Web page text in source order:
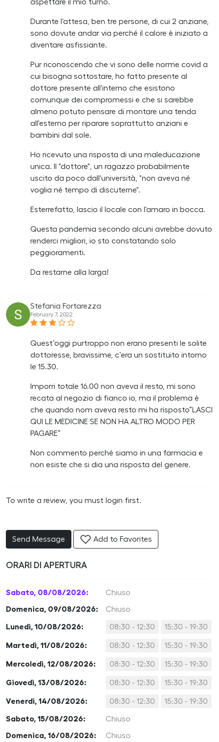
aspettare il mio turno.
Durante l'attesa, ben tre persone, di cui 2 anziane,
sono dovute andar via perché il calore è iniziato a
diventare asfissiante.
Pur riconoscendo che vi sono delle norme covid a
cui bisogna sottostare, ho fatto presente al
dottore presente all'interno che esistono
comunque dei compromessi e che si sarebbe
almeno potuto pensare di montare una tenda
all'esterno per riparare soprattutto anziani e
bambini dal sole.
Ho ricevuto una risposta di una maleducazione
unica. Il "dottore", un ragazzo probabilmente
uscito da poco dall'università, "non aveva né
voglia né tempo di discuterne".
Esterrefatto, lascio il locale con l'amaro in bocca.
Questa pandemia secondo alcuni avrebbe dovuto
renderci migliori, io sto constatando solo
peggioramenti.
Da restarne alla larga!
Stefania Fortarezza
February 7, 2022
Quest’oggi purtroppo non erano presenti le solite
dottoresse, bravissime, c’era un sostituito intorno
le 15.30.
Imporri totale 16.00 non aveva il resto, mi sono
recata al negozio di fianco io, ma il problema è
che quando nom aveva resto mi ha risposto”LASCI
QUI LE MEDICINE SE NON HA ALTRO MODO PER
PAGARE”
Non commento perché siamo in una farmacia e
non esiste che si dia una risposta del genere.
To write a review, you must login first.
Send Message Add to Favorites
ORARI DI APERTURA
Sabato, 08/08/2026: Chiuso
Domenica, 09/08/2026: Chiuso
Lunedì, 10/08/2026: 08:30 - 12:30 15:30 - 19:30
Martedì, 11/08/2026: 08:30 - 12:30 15:30 - 19:30
Mercoledì, 12/08/2026: 08:30 - 12:30 15:30 - 19:30
Giovedì, 13/08/2026: 08:30 - 12:30 15:30 - 19:30
Venerdì, 14/08/2026: 08:30 - 12:30 15:30 - 19:30
Sabato, 15/08/2026: Chiuso
Domenica, 16/08/2026: Chiuso